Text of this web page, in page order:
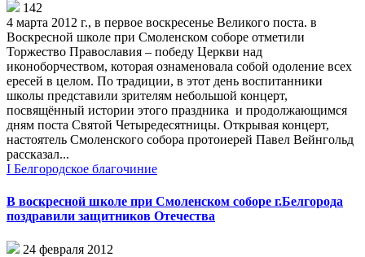
142
4 марта 2012 г., в первое воскресенье Великого поста. в
Воскресной школе при Смоленском соборе отметили
Торжество Православия – победу Церкви над
иконоборчеством, которая ознаменовала собой одоление всех
ересей в целом. По традиции, в этот день воспитанники
школы представили зрителям небольшой концерт,
посвящённый истории этого праздника и продолжающимся
дням поста Святой Четыредесятницы. Открывая концерт,
настоятель Смоленского собора протоиерей Павел Вейнгольд
рассказал...
I Белгородское благочиние
В воскресной школе при Смоленском соборе г.Белгорода
поздравили защитников Отечества
24 февраля 2012